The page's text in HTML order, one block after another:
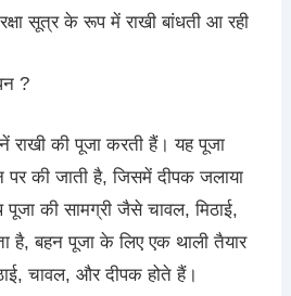
सूत्र के रूप में राखी बांधती आ रही
?
राखी की पूजा करती हैं। यह पूजा
की जाती है, जिसमें दीपक जलाया
की सामग्री जैसे चावल, मिठाई,
है, बहन पूजा के लिए एक थाली तैयार
चावल, और दीपक होते हैं।